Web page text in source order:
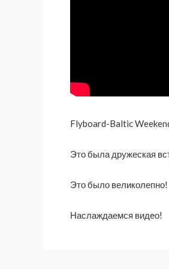
Flyboard-Baltic
Это была дружеская
Это было великолепно!
Наслаждаемся видео!